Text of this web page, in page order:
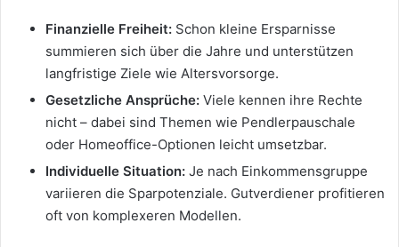
Finanzielle Freiheit: Schon kleine Ersparnisse
summieren sich über die Jahre und unterstützen
langfristige Ziele wie Altersvorsorge.
Gesetzliche Ansprüche: Viele kennen ihre Rechte
nicht – dabei sind Themen wie Pendlerpauschale
oder Homeoffice-Optionen leicht umsetzbar.
Individuelle Situation: Je nach Einkommensgruppe
variieren die Sparpotenziale. Gutverdiener profitieren
oft von komplexeren Modellen.